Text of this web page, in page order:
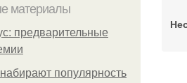
материалы
предварительные
популярность